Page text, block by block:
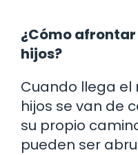
¿Cómo
hijos?
Cuando llega el
hijos se van de
su propio
pueden ser